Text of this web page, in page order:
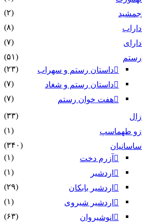
جمشید
(۲)
داراب
(۸)
دارای
(۷)
رستم
(۵۱)
داستان رستم و سهراب
(۲۳)
داستان رستم و شغاد
(۷)
هفت خوان رستم‏
(۷)
زال
(۳۳)
زو طهماسپ‏
(۱)
ساسانیان
(۳۴۰)
آزرم دخت
(۱)
اردشیر
(۱)
اردشیر بابکان
(۲۹)
اردشیر شیروی
(۱)
انوشیروان
(۶۳)